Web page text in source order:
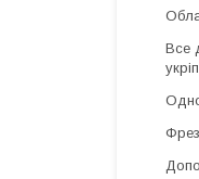
Все